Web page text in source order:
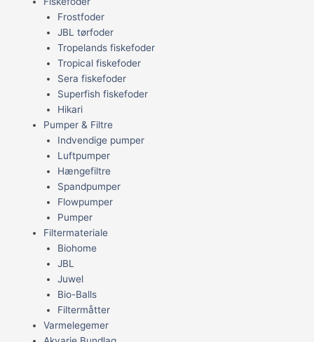
Frostfoder
JBL tørfoder
Tropelands fiskefoder
Tropical fiskefoder
Sera fiskefoder
Superfish fiskefoder
Hikari
Pumper & Filtre
Indvendige pumper
Luftpumper
Hængefiltre
Spandpumper
Flowpumper
Pumper
Filtermateriale
Biohome
JBL
Juwel
Bio-Balls
Filtermåtter
Varmelegemer